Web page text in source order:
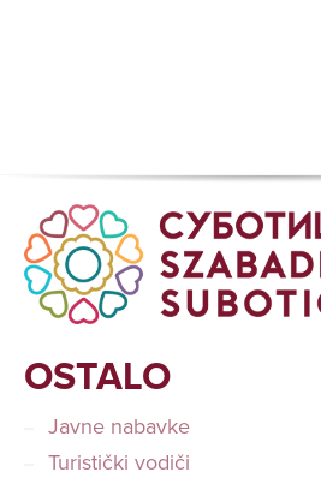
OSTALO
Javne nabavke
Turistički vodiči